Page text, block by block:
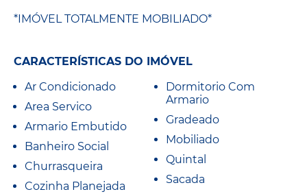
*IMÓVEL TOTALMENTE MOBILIADO*
CARACTERÍSTICAS DO IMÓVEL
Ar Condicionado
Area Servico
Armario Embutido
Banheiro Social
Churrasqueira
Cozinha Planejada
Dormitorio Com
Armario
Gradeado
Mobiliado
Quintal
Sacada